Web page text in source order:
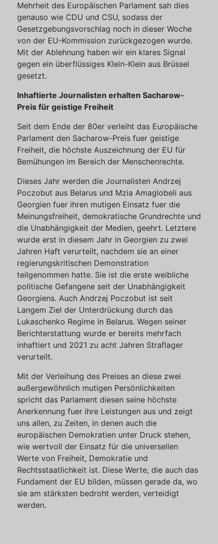
Mehrheit des Europäischen Parlament sah dies
genauso wie CDU und CSU, sodass der
Gesetzgebungsvorschlag noch in dieser Woche
von der EU-Kommission zurückgezogen wurde.
Mit der Ablehnung haben wir ein klares Signal
gegen ein überflüssiges Klein-Klein aus Brüssel
gesetzt.
Inhaftierte Journalisten erhalten Sacharow-
Preis für geistige Freiheit
Seit dem Ende der 80er verleiht das Europäische
Parlament den Sacharow-Preis fuer geistige
Freiheit, die höchste Auszeichnung der EU für
Bemühungen im Bereich der Menschenrechte.
Dieses Jahr werden die Journalisten Andrzej
Poczobut aus Belarus und Mzia Amaglobeli aus
Georgien fuer ihren mutigen Einsatz fuer die
Meinungsfreiheit, demokratische Grundrechte und
die Unabhängigkeit der Medien, geehrt. Letztere
wurde erst in diesem Jahr in Georgien zu zwei
Jahren Haft verurteilt, nachdem sie an einer
regierungskritischen Demonstration
teilgenommen hatte. Sie ist die erste weibliche
politische Gefangene seit der Unabhängigkeit
Georgiens. Auch Andrzej Poczobut ist seit
Langem Ziel der Unterdrückung durch das
Lukaschenko Regime in Belarus. Wegen seiner
Berichterstattung wurde er bereits mehrfach
inhaftiert und 2021 zu acht Jahren Straflager
verurteilt.
Mit der Verleihung des Preises an diese zwei
außergewöhnlich mutigen Persönlichkeiten
spricht das Parlament diesen seine höchste
Anerkennung fuer ihre Leistungen aus und zeigt
uns allen, zu Zeiten, in denen auch die
europäischen Demokratien unter Druck stehen,
wie wertvoll der Einsatz für die universellen
Werte von Freiheit, Demokratie und
Rechtsstaatlichkeit ist. Diese Werte, die auch das
Fundament der EU bilden, müssen gerade da, wo
sie am stärksten bedroht werden, verteidigt
werden.